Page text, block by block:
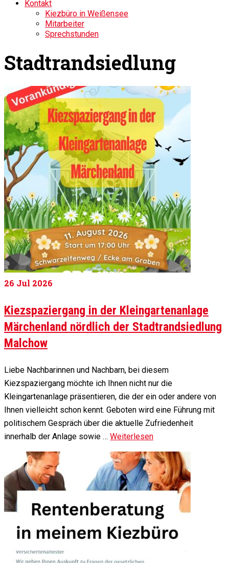
Kontakt
Kiezbüro in Weißensee
Mitarbeiter
Sprechstunden
Stadtrandsiedlung
26 Jul 2026
Kiezspaziergang in der Kleingartenanlage
Märchenland nördlich der Stadtrandsiedlung
Malchow
Liebe Nachbarinnen und Nachbarn, bei diesem
Kiezspaziergang möchte ich Ihnen nicht nur die
Kleingartenanlage präsentieren, die der ein oder andere von
Ihnen vielleicht schon kennt. Geboten wird eine Führung mit
politischem Gespräch über die aktuelle Zufriedenheit
innerhalb der Anlage sowie … Weiterlesen